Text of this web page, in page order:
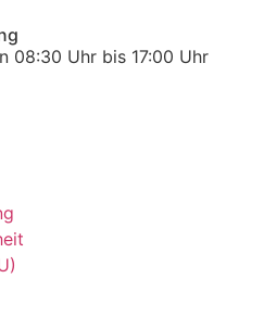
08:30 Uhr bis 17:00 Uhr